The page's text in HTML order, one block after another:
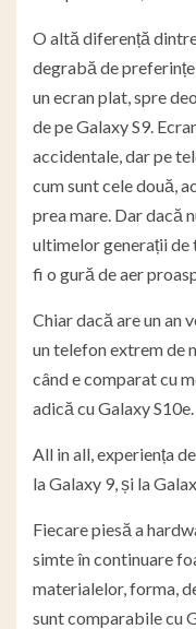
O altă diferență
degrabă de
un ecran plat, spre
de pe Galaxy S9.
accidentale, dar pe
cum sunt cele două,
prea mare. Dar dacă
ultimelor generații de
fi o gură de aer
Chiar dacă are un an
un telefon extrem de
când e comparat cu
adică cu Galaxy S10e.
All in all, experiența
la Galaxy 9, și la
Fiecare piesă a
simte în continuare
materialelor, forma,
sunt comparabile cu